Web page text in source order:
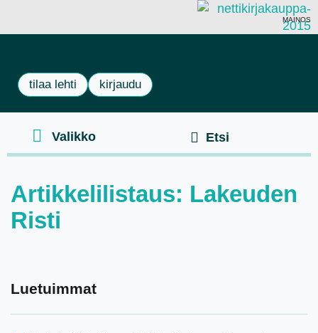
MAINOS
tilaa lehti kirjaudu
Artikkelilistaus: Lakeuden
Risti
Luetuimmat